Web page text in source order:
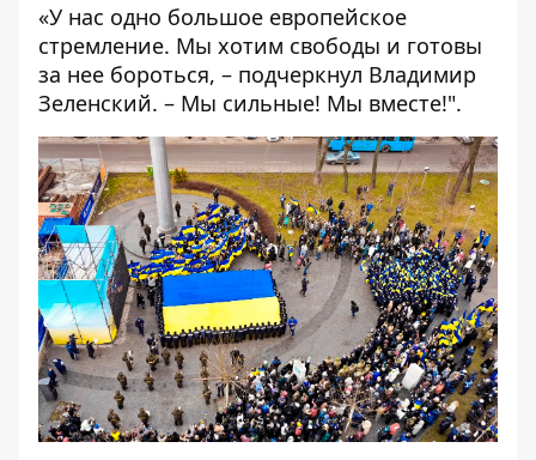
«У нас одно большое европейское
стремление. Мы хотим свободы и готовы
за нее бороться, – подчеркнул Владимир
Зеленский. – Мы сильные! Мы вместе!".